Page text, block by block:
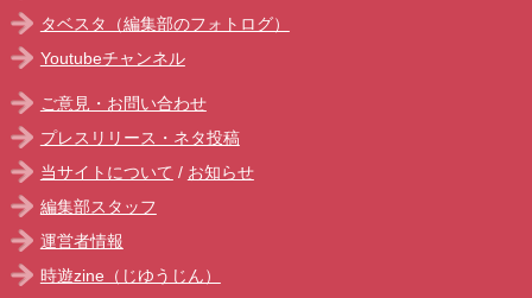
タベスタ（編集部のフォトログ）
Youtubeチャンネル
ご意見・お問い合わせ
プレスリリース・ネタ投稿
当サイトについて / お知らせ
編集部スタッフ
運営者情報
時遊zine（じゆうじん）